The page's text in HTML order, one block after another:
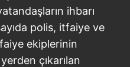
ihbarı
polis, itfaiye ve
ekiplerinin
yerden çıkarılan